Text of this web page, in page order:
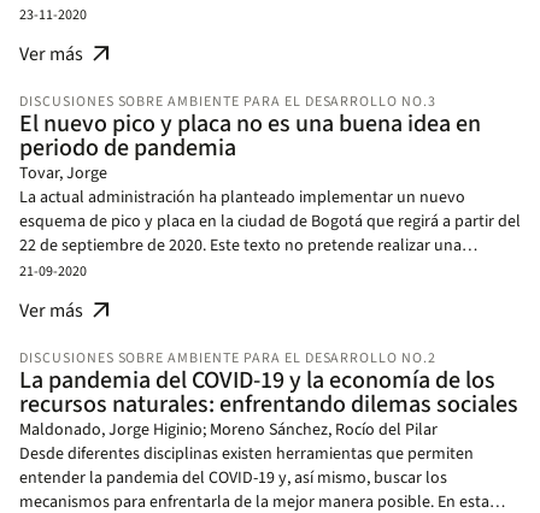
caracterizada por un alto nivel de exposición a partículas finas en el
aire. El estudio explora espacialmente la relación entre estas
reducirse mediante la implementación de tres alternativas de política
que reducen las emisiones de material particulado: la pavimentación
de calles destapadas, la sustitución de combustible en la industria y
la renovación de vehículos diésel.
embargo, dentro de la economía continúa abierto el debate sobre
esta nota hacemos una lectura económica al antropocentrismo y al
sobre la relación entre el ser humano y la naturaleza que podrían
estar convergiendo dentro de la economía ecológica.
23-11-2020
Ver más arrow_outward
DISCUSIONES SOBRE AMBIENTE PARA EL DESARROLLO NO.3
El nuevo pico y placa no es una buena idea en
periodo de pandemia
Tovar, Jorge
La actual administración ha planteado implementar un nuevo
esquema de pico y placa en la ciudad de Bogotá que regirá a partir del
22 de septiembre de 2020. Este texto no pretende realizar una
evaluación ex-ante de los impactos de la medida, más bien busca
contaminación de la restricción vehicular usando información de la
conclusiones apuntan a que el nuevo pico y placa podría causar
efectos ambientales y en la congestión contrarios a los esperados por
la actual administración de Bogotá. Al momento de la diagramación
de este texto, la alcaldía reconsideró su posición y anunció que no
modificará el pico y placa, lo cual es consistente con nuestras
conclusiones.
21-09-2020
Ver más arrow_outward
DISCUSIONES SOBRE AMBIENTE PARA EL DESARROLLO NO.2
La pandemia del COVID-19 y la economía de los
recursos naturales: enfrentando dilemas sociales
Maldonado, Jorge Higinio; Moreno Sánchez, Rocío del Pilar
Desde diferentes disciplinas existen herramientas que permiten
entender la pandemia del COVID-19 y, así mismo, buscar los
mecanismos para enfrentarla de la mejor manera posible. En esta